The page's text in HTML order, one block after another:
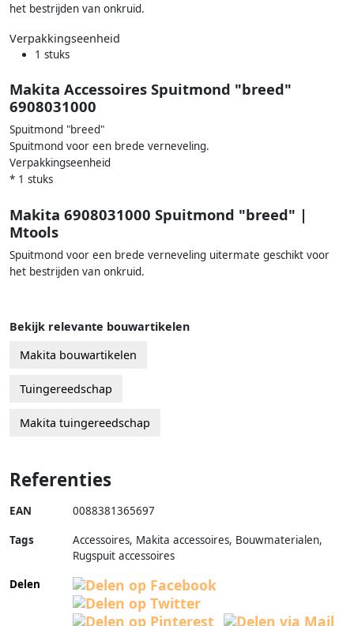
het bestrijden van onkruid.
Verpakkingseenheid
1 stuks
Makita Accessoires Spuitmond "breed"
6908031000
Spuitmond "breed"
Spuitmond voor een brede verneveling.
Verpakkingseenheid
* 1 stuks
Makita 6908031000 Spuitmond "breed" |
Mtools
Spuitmond voor een brede verneveling uitermate geschikt voor
het bestrijden van onkruid.
Bekijk relevante bouwartikelen
Makita bouwartikelen
Tuingereedschap
Makita tuingereedschap
Referenties
EAN 0088381365697
Tags
Accessoires, Makita accessoires, Bouwmaterialen,
Rugspuit accessoires
Delen